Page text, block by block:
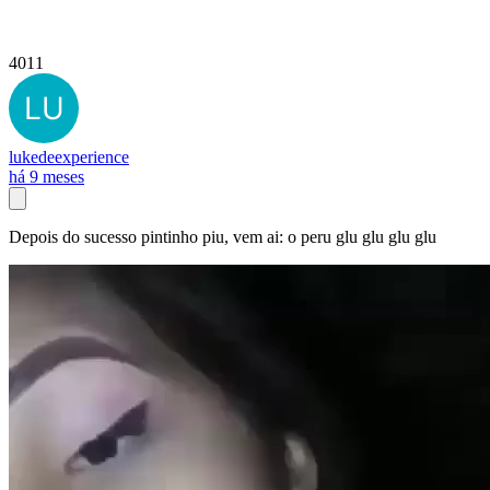
4011
lukedeexperience
há 9 meses
Depois do sucesso pintinho piu, vem ai: o peru glu glu glu glu